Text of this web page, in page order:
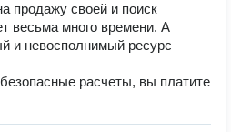
продажу своей и поиск
весьма много времени. А
и невосполнимый ресурс
расчеты, вы платите